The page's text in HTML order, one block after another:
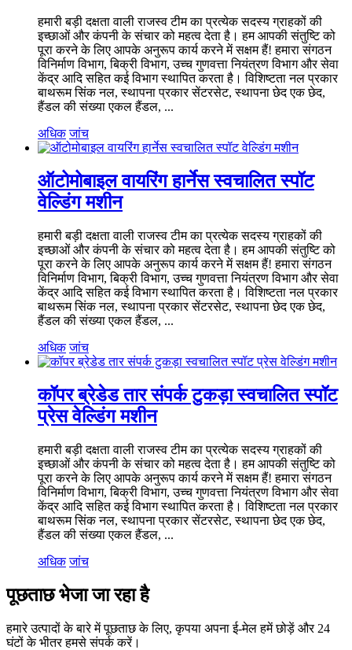
हमारी बड़ी दक्षता वाली राजस्व टीम का प्रत्येक सदस्य ग्राहकों की
इच्छाओं और कंपनी के संचार को महत्व देता है। हम आपकी संतुष्टि को
पूरा करने के लिए आपके अनुरूप कार्य करने में सक्षम हैं! हमारा संगठन
विनिर्माण विभाग, बिक्री विभाग, उच्च गुणवत्ता नियंत्रण विभाग और सेवा
केंद्र आदि सहित कई विभाग स्थापित करता है। विशिष्टता नल प्रकार
बाथरूम सिंक नल, स्थापना प्रकार सेंटरसेट, स्थापना छेद एक छेद,
हैंडल की संख्या एकल हैंडल, ...
अधिक जांच
ऑटोमोबाइल वायरिंग हार्नेस स्वचालित स्पॉट
वेल्डिंग मशीन
हमारी बड़ी दक्षता वाली राजस्व टीम का प्रत्येक सदस्य ग्राहकों की
इच्छाओं और कंपनी के संचार को महत्व देता है। हम आपकी संतुष्टि को
पूरा करने के लिए आपके अनुरूप कार्य करने में सक्षम हैं! हमारा संगठन
विनिर्माण विभाग, बिक्री विभाग, उच्च गुणवत्ता नियंत्रण विभाग और सेवा
केंद्र आदि सहित कई विभाग स्थापित करता है। विशिष्टता नल प्रकार
बाथरूम सिंक नल, स्थापना प्रकार सेंटरसेट, स्थापना छेद एक छेद,
हैंडल की संख्या एकल हैंडल, ...
अधिक जांच
कॉपर ब्रेडेड तार संपर्क टुकड़ा स्वचालित स्पॉट
प्रेस वेल्डिंग मशीन
हमारी बड़ी दक्षता वाली राजस्व टीम का प्रत्येक सदस्य ग्राहकों की
इच्छाओं और कंपनी के संचार को महत्व देता है। हम आपकी संतुष्टि को
पूरा करने के लिए आपके अनुरूप कार्य करने में सक्षम हैं! हमारा संगठन
विनिर्माण विभाग, बिक्री विभाग, उच्च गुणवत्ता नियंत्रण विभाग और सेवा
केंद्र आदि सहित कई विभाग स्थापित करता है। विशिष्टता नल प्रकार
बाथरूम सिंक नल, स्थापना प्रकार सेंटरसेट, स्थापना छेद एक छेद,
हैंडल की संख्या एकल हैंडल, ...
अधिक जांच
पूछताछ भेजा जा रहा है
हमारे उत्पादों के बारे में पूछताछ के लिए, कृपया अपना ई-मेल हमें छोड़ें और 24
घंटों के भीतर हमसे संपर्क करें।